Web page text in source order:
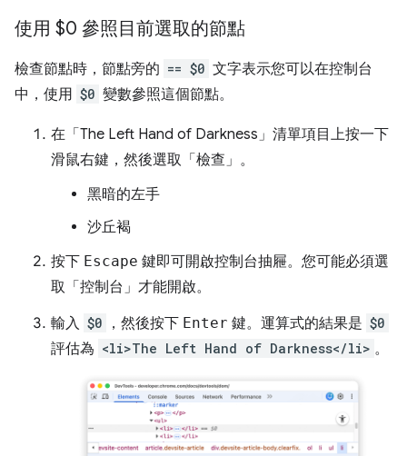
使用 $0 參照目前選取的節點
檢查節點時，節點旁的 == $0 文字表示您可以在控制台
中，使用 $0 變數參照這個節點。
在「The Left Hand of Darkness」 清單項目上按一下
滑鼠右鍵，然後選取「檢查」 。
黑暗的左手
沙丘褐
按下 Escape 鍵即可開啟控制台抽屜。您可能必須選
取「控制台」 才能開啟。
輸入 $0 ，然後按下 Enter 鍵。運算式的結果是 $0
評估為 <li>The Left Hand of Darkness</li> 。